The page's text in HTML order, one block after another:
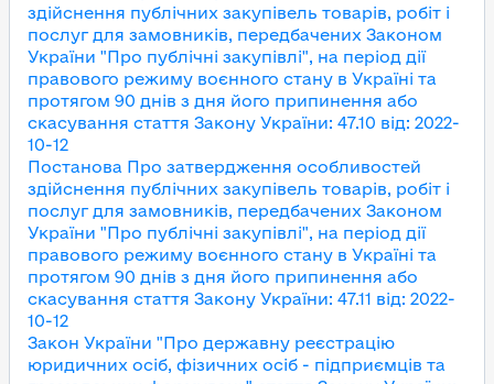
здійснення публічних закупівель товарів, робіт і
послуг для замовників, передбачених Законом
України "Про публічні закупівлі", на період дії
правового режиму воєнного стану в Україні та
протягом 90 днів з дня його припинення або
скасування стаття Закону України: 47.10 від: 2022-
10-12
Постанова Про затвердження особливостей
здійснення публічних закупівель товарів, робіт і
послуг для замовників, передбачених Законом
України "Про публічні закупівлі", на період дії
правового режиму воєнного стану в Україні та
протягом 90 днів з дня його припинення або
скасування стаття Закону України: 47.11 від: 2022-
10-12
Закон України "Про державну реєстрацію
юридичних осіб, фізичних осіб - підприємців та